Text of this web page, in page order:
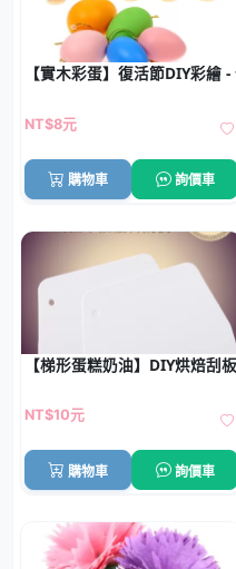
【實木彩蛋】復活節DIY彩繪
NT$8元
購物車 詢價車
【梯形蛋糕奶油】DIY烘焙刮
NT$10元
購物車 詢價車